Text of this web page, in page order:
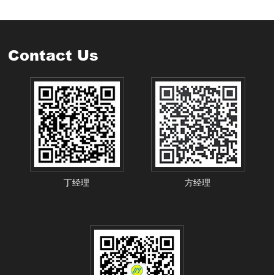
Contact Us
丁经理 方经理